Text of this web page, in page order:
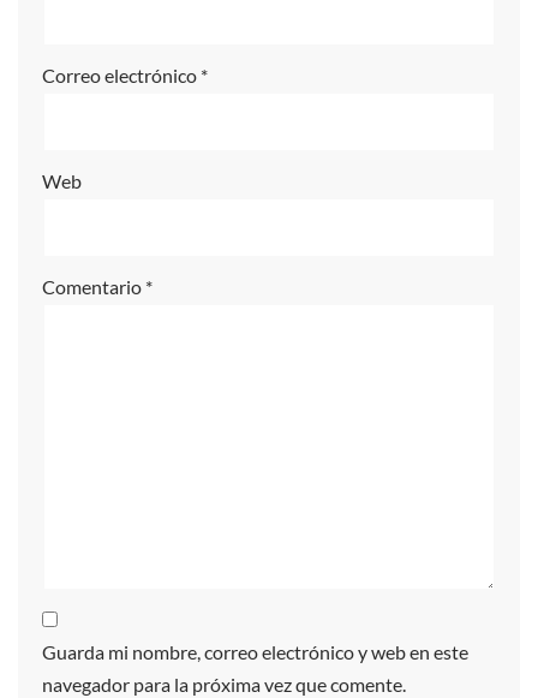
Correo electrónico *
Web
Comentario *
Guarda mi nombre, correo electrónico y web en este
navegador para la próxima vez que comente.
v